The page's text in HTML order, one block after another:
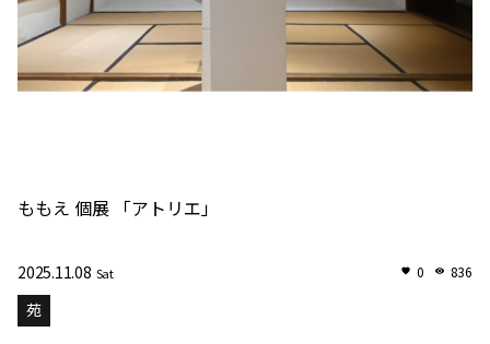
ももえ 個展 「アトリエ」
2025.11.08 Sat 0 836
苑